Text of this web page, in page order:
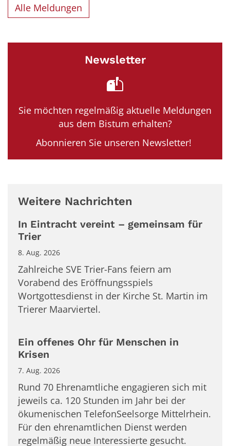
Alle Meldungen
Newsletter
Sie möchten regelmäßig aktuelle Meldungen
aus dem Bistum erhalten?
Abonnieren Sie unseren Newsletter!
Weitere Nachrichten
In Eintracht vereint – gemeinsam für
Trier
8. Aug. 2026
Zahlreiche SVE Trier-Fans feiern am
Vorabend des Eröffnungsspiels
Wortgottesdienst in der Kirche St. Martin im
Trierer Maarviertel.
Ein offenes Ohr für Menschen in
Krisen
7. Aug. 2026
Rund 70 Ehrenamtliche engagieren sich mit
jeweils ca. 120 Stunden im Jahr bei der
ökumenischen TelefonSeelsorge Mittelrhein.
Für den ehrenamtlichen Dienst werden
regelmäßig neue Interessierte gesucht.